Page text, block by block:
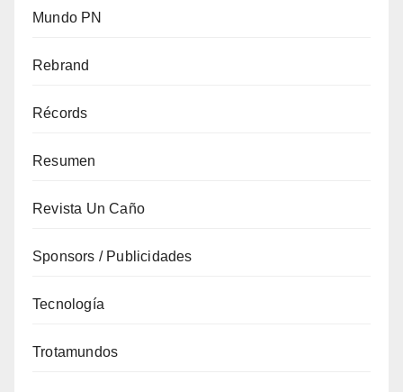
Mundo PN
Rebrand
Récords
Resumen
Revista Un Caño
Sponsors / Publicidades
Tecnología
Trotamundos